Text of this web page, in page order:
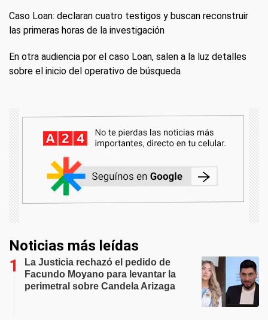
Caso Loan: declaran cuatro testigos y buscan reconstruir
las primeras horas de la investigación
En otra audiencia por el caso Loan, salen a la luz detalles
sobre el inicio del operativo de búsqueda
Noticias más leídas
La Justicia rechazó el pedido de
Facundo Moyano para levantar la
perimetral sobre Candela Arizaga